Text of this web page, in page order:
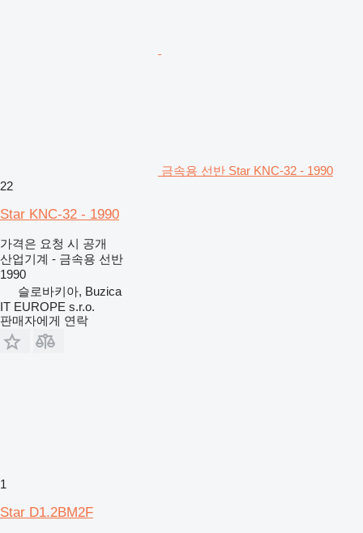
금속용 선반 Star KNC-32 - 1990
22
Star KNC-32 - 1990
가격은 요청 시 공개
산업기계 - 금속용 선반
1990
슬로바키아, Buzica
IT EUROPE s.r.o.
판매자에게 연락
1
Star D1.2BM2F